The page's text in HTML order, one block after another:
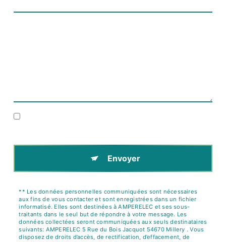
Envoyer
** Les données personnelles communiquées sont nécessaires
aux fins de vous contacter et sont enregistrées dans un fichier
informatisé. Elles sont destinées à AMPERELEC et ses sous-
traitants dans le seul but de répondre à votre message. Les
données collectées seront communiquées aux seuls destinataires
suivants: AMPERELEC 5 Rue du Bois Jacquot 54670 Millery . Vous
disposez de droits d’accès, de rectification, d’effacement, de